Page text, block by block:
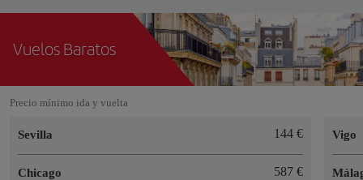
Vuelos Baratos
Precio mínimo ida y vuelta
Sevilla 144 €
Chicago 587 €
Vigo